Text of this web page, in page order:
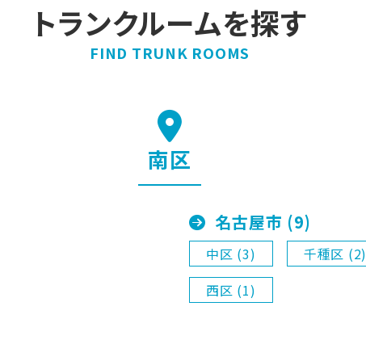
トランクルームを探す
FIND TRUNK ROOMS
南区
名古屋市 (9)
中区 (3) 千種区 (2)
西区 (1)